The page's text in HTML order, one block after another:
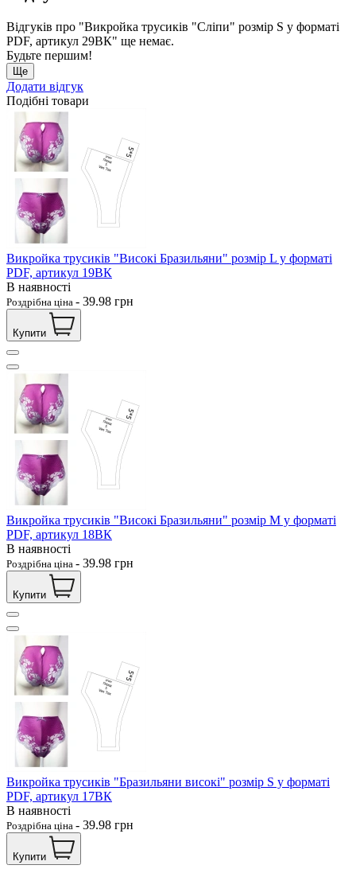
Відгуків про "Викройка трусиків "Сліпи" розмір S у форматі
PDF, артикул 29ВК" ще немає.
Будьте першим!
Ще
Додати відгук
Подібні товари
Викройка трусиків "Високі Бразильяни" розмір L у форматі
PDF, артикул 19ВК
В наявності
Роздрібна ціна - 39.98 грн
Купити
Викройка трусиків "Високі Бразильяни" розмір M у форматі
PDF, артикул 18ВК
В наявності
Роздрібна ціна - 39.98 грн
Купити
Викройка трусиків "Бразильяни високі" розмір S у форматі
PDF, артикул 17ВК
В наявності
Роздрібна ціна - 39.98 грн
Купити